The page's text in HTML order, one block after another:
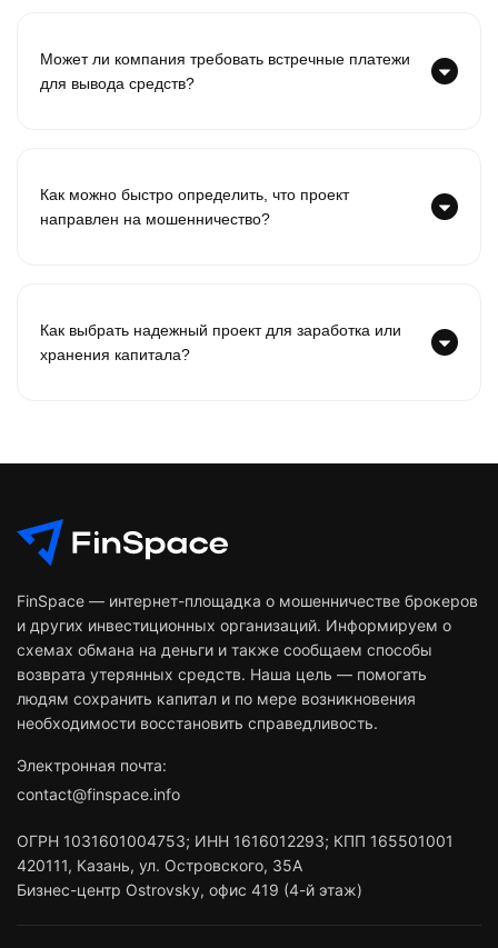
Может ли компания требовать встречные платежи
для вывода средств?
Как можно быстро определить, что проект
направлен на мошенничество?
Как выбрать надежный проект для заработка или
хранения капитала?
FinSpace — интернет-площадка о мошенничестве брокеров
и других инвестиционных организаций. Информируем о
схемах обмана на деньги и также сообщаем способы
возврата утерянных средств. Наша цель — помогать
людям сохранить капитал и по мере возникновения
необходимости восстановить справедливость.
Электронная почта:
contact@finspace.info
ОГРН 1031601004753; ИНН 1616012293; КПП 165501001
420111, Казань, ул. Островского, 35А
Бизнес-центр Ostrovsky, офис 419 (4-й этаж)